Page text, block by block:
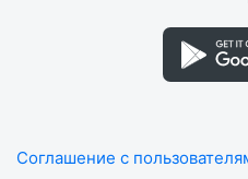
Соглашение с